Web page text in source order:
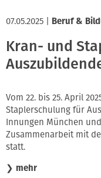
07.05.2025 Beruf &
Kran- und
Vom 22. bis 25. April
Staplerschulung für
Innungen München
Zusammenarbeit mit
statt.
❯ mehr